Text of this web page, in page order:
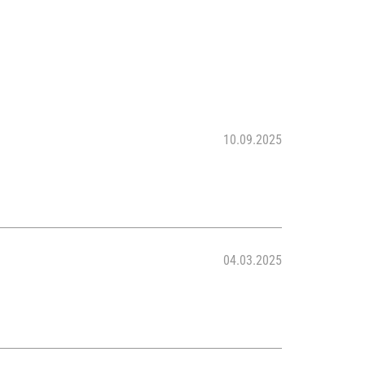
10.09.2025
04.03.2025